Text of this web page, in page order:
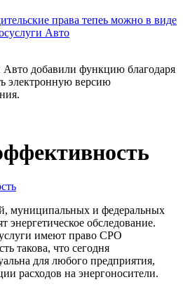
права тепеь можно в виде
Авто
добавили функцию благодаря
электронную версию
муниципальных и федеральных
энергетическое обследование.
имеют право СРО
такова, что сегодня
для любого предприятия,
расходов на энергоносители.